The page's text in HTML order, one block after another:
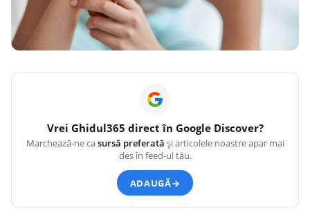
Vrei Ghidul365 direct în Google Discover?
Marchează-ne casursă preferată și articolele noastre apar mai
des în feed-ul tău.
ADAUGĂ→